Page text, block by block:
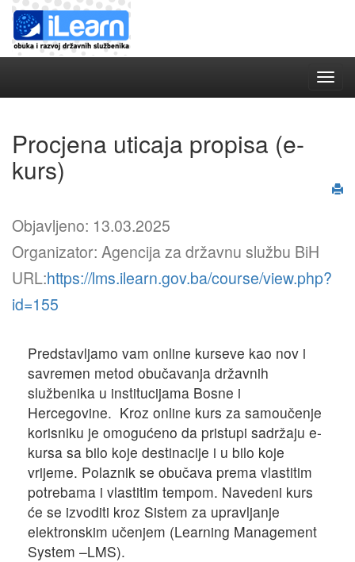
Toggle
Procjena uticaja propisa (e-
kurs)
Objavljeno: 13.03.2025
Organizator: Agencija za državnu službu BiH
URL:https://lms.ilearn.gov.ba/course/view.php?
id=155
Predstavljamo vam online kurseve kao nov i
savremen metod obučavanja državnih
službenika u institucijama Bosne i
Hercegovine. Kroz online kurs za samoučenje
korisniku je omogućeno da pristupi sadržaju e-
kursa sa bilo koje destinacije i u bilo koje
vrijeme. Polaznik se obučava prema vlastitim
potrebama i vlastitim tempom. Navedeni kurs
će se izvoditi kroz Sistem za upravljanje
elektronskim učenjem (Learning Management
System –LMS).